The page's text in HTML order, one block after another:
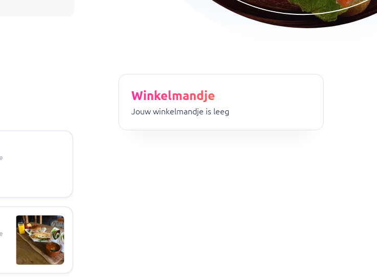
Winkelmandje
Jouw winkelmandje is leeg